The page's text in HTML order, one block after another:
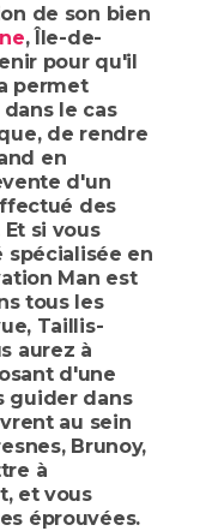
de son bien
, Île-de-
pour qu'il
permet
le cas
de rendre
en
d'un
des
si vous
en
Man est
tous les
Taillis-
aurez à
d'une
guider dans
au sein
Brunoy,
à
et vous
éprouvées.